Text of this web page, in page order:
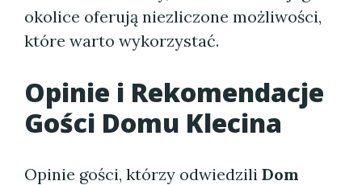
okolice oferują niezliczone możliwości,
które warto wykorzystać.
Opinie i Rekomendacje
Gości Domu Klecina
Opinie gości, którzy odwiedzili Dom